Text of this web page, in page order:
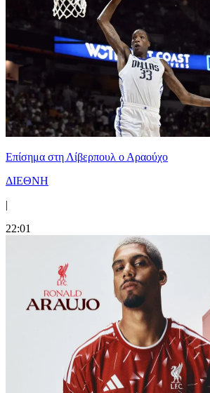
Επίσημα στη Λίβερπουλ ο Αραούχο
ΔΙΕΘΝΗ
|
22:01